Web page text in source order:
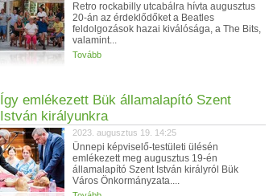
Retro rockabilly utcabálra hívta augusztus
20-án az érdeklődőket a Beatles
feldolgozások hazai kiválósága, a The Bits,
valamint...
Tovább
Így emlékezett Bük államalapító Szent
István királyunkra
2023. augusztus 19. 14:25
Ünnepi képviselő-testületi ülésén
emlékezett meg augusztus 19-én
államalapító Szent István királyról Bük
Város Önkormányzata....